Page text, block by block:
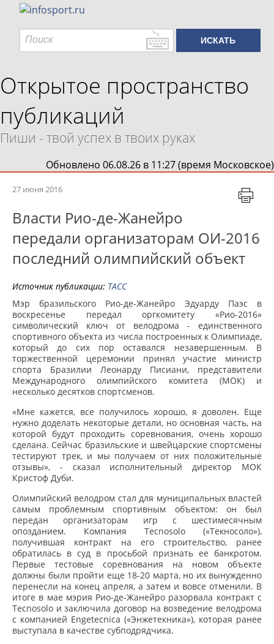
Открытое пространство
публикаций
Пиши - твой успех в твоих руках
Обновлено 06.08.26 в 11:27 (время Московское)
27 июня 2016
Власти Рио-де-Жанейро
передали организаторам ОИ-2016
последний олимпийский объект
Источник публикации: ТАСС
Мэр бразильского Рио-де-Жанейро Эдуарду Паэс в
воскресенье передал оргкомитету «Рио-2016»
символический ключ от велодрома - единственного
спортивного объекта из числа построенных к Олимпиаде,
который до сих пор оставался незавершенным. В
торжественной церемонии принял участие министр
спорта Бразилии Леонарду Писиани, представители
Международного олимпийского комитета (МОК) и
несколько десятков спортсменов.
«Мне кажется, все получилось хорошо, я доволен. Еще
нужно доделать некоторые детали, но основная часть, на
которой будут проходить соревнования, очень хорошо
сделана. Сейчас бразильские и швейцарские спортсмены
тестируют трек, и мы получаем от них положительные
отзывы», - сказал исполнительный директор МОК
Кристоф Дуби.
Олимпийский велодром стал для муниципальных властей
самым проблемным спортивным объектом: он был
передан организаторам игр с шестимесячным
опозданием. Компания Tecnosolo («Текносоло»),
получившая контракт на его строительство, ранее
обратилась в суд в просьбой признать ее банкротом.
Первые тестовые соревнования на новом объекте
должны были пройти еще 18-20 марта, но их вынужденно
перенесли на конец апреля, а затем и вовсе отменили. В
итоге в мае мэрия Рио-де-Жанейро разорвала контракт с
Tecnosolo и заключила договор на возведение велодрома
с компанией Engetecnica («Энжетекника»), которая ранее
выступала в качестве субподрядчика.